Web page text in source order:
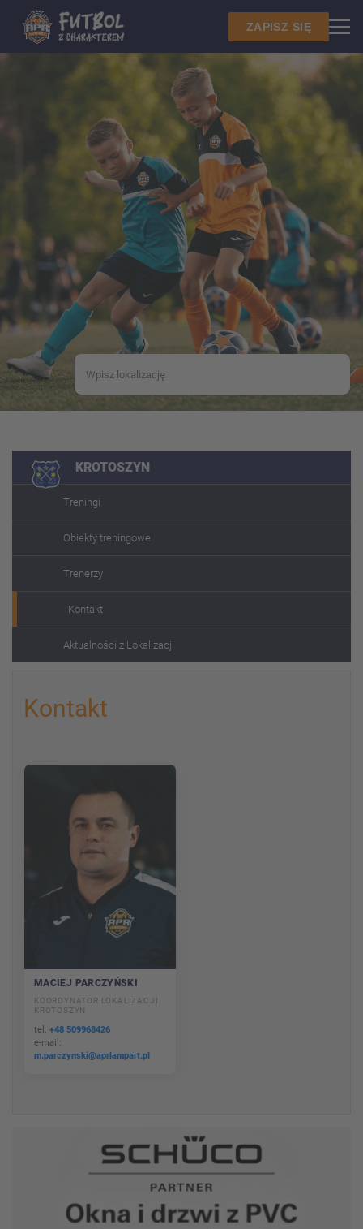
ZAPISZ SIĘ
KROTOSZYN
Treningi
Obiekty treningowe
Trenerzy
Kontakt
Aktualności z Lokalizacji
Kontakt
MACIEJ PARCZYŃSKI
KOORDYNATOR LOKALIZACJI
KROTOSZYN
tel. +48 509968426
e-mail:
m.parczynski@aprlampart.pl